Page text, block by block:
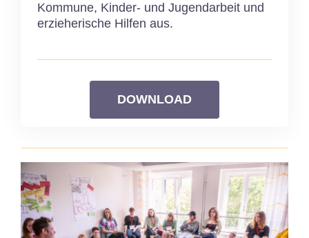
Kommune, Kinder- und Jugendarbeit und
erzieherische Hilfen aus.
DOWNLOAD